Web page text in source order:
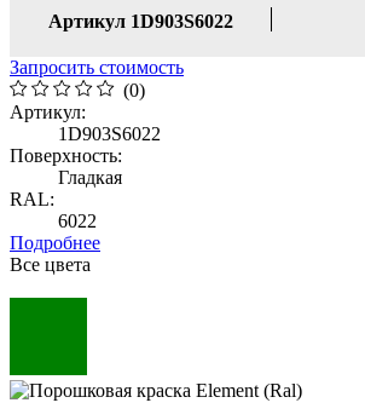
Артикул 1D903S6022
Запросить стоимость
(0)
Артикул:
1D903S6022
Поверхность:
Гладкая
RAL:
6022
Подробнее
Все цвета